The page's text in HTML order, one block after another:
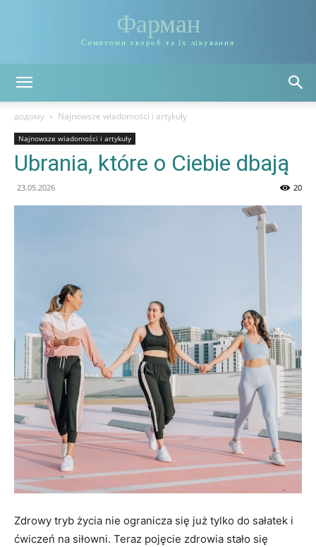
Фарман
Симптоми хвороб та їх лікування
додому Najnowsze wiadomości i artykuły
Najnowsze wiadomości i artykuły
Ubrania, które o Ciebie dbają
23.05.2026 20
Zdrowy tryb życia nie ogranicza się już tylko do sałatek i
ćwiczeń na siłowni. Teraz pojęcie zdrowia stało się